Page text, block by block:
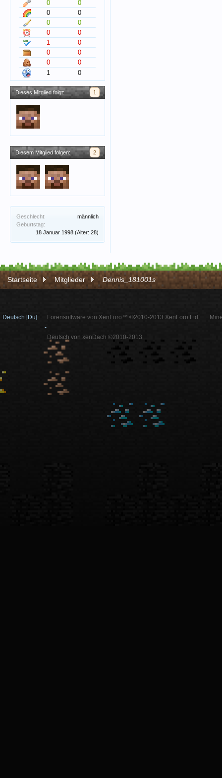
0
0
0
0
0
0
0
0
1
0
0
0
0
0
1
0
Dieses Mitglied folgt: 1
Diesem Mitglied folgen: 2
Geschlecht:
männlich
Geburtstag:
18 Januar 1998 (Alter: 28)
Startseite Mitglieder Dennis_181001s
Deutsch [Du]
Forensoftware von XenForo™ ©2010-2013 XenForo Ltd.
-
Deutsch von xenDach ©2010-2013